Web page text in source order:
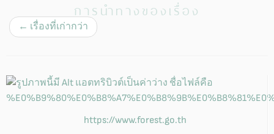
การนำทางของเรื่อง
← เรื่องที่เก่ากว่า
https://www.forest.go.th